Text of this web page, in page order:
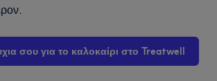
σου για το καλοκαίρι στο Treatwell